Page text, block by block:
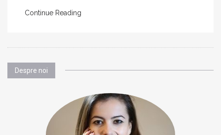
Continue Reading
Despre noi